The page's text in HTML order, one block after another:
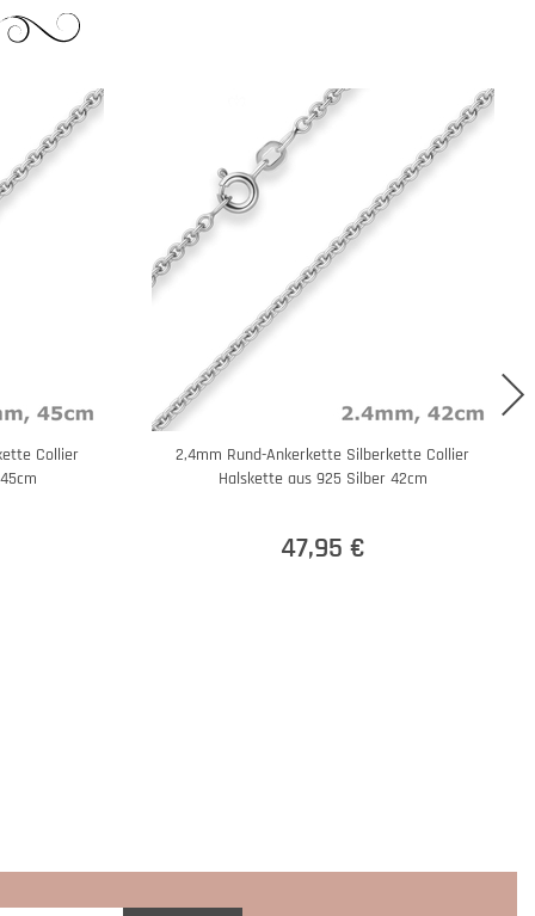
Collier
2,4mm Rund-Ankerkette Silberkette Collier
Halskette aus 925 Silber 42cm
47,95 €